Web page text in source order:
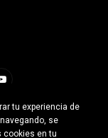
4.02026 |Escuelas
tu experiencia de
se
cookies en tu